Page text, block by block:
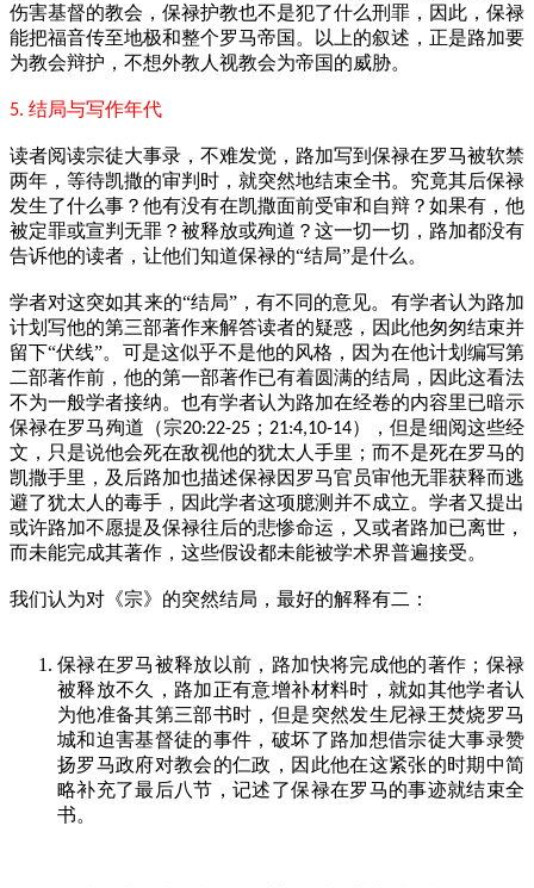
伤害基督的教会，保禄护教也不是犯了什么刑罪，因此，保禄
能把福音传至地极和整个罗马帝国。以上的叙述，正是路加要
为教会辩护，不想外教人视教会为帝国的威胁。
5. 结局与写作年代
读者阅读宗徒大事录，不难发觉，路加写到保禄在罗马被软禁
两年，等待凯撒的审判时，就突然地结束全书。究竟其后保禄
发生了什么事？他有没有在凯撒面前受审和自辩？如果有，他
被定罪或宣判无罪？被释放或殉道？这一切一切，路加都没有
告诉他的读者，让他们知道保禄的“结局”是什么。
学者对这突如其来的“结局”，有不同的意见。有学者认为路加
计划写他的第三部著作来解答读者的疑惑，因此他匆匆结束并
留下“伏线”。可是这似乎不是他的风格，因为在他计划编写第
二部著作前，他的第一部著作已有着圆满的结局，因此这看法
不为一般学者接纳。也有学者认为路加在经卷的内容里已暗示
保禄在罗马殉道（宗20:22-25 ； 21:4,10-14），但是细阅这些经
文，只是说他会死在敌视他的犹太人手里；而不是死在罗马的
凯撒手里，及后路加也描述保禄因罗马官员审他无罪获释而逃
避了犹太人的毒手，因此学者这项臆测并不成立。学者又提出
或许路加不愿提及保禄往后的悲惨命运，又或者路加已离世，
而未能完成其著作，这些假设都未能被学术界普遍接受。
我们认为对《宗》的突然结局，最好的解释有二：
保禄在罗马被释放以前，路加快将完成他的著作；保禄
被释放不久，路加正有意增补材料时，就如其他学者认
为他准备其第三部书时，但是突然发生尼禄王焚烧罗马
城和迫害基督徒的事件，破坏了路加想借宗徒大事录赞
扬罗马政府对教会的仁政，因此他在这紧张的时期中简
略补充了最后八节，记述了保禄在罗马的事迹就结束全
书。